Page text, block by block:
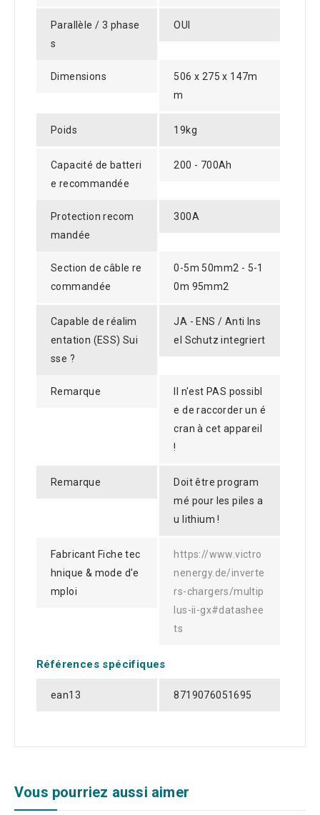
Parallèle / 3 phase
s
OUI
Dimensions
506 x 275 x 147m
m
Poids 19kg
Capacité de batteri
e recommandée
200 - 700Ah
Protection recom
mandée
300A
Section de câble re
commandée
0-5m 50mm2 - 5-1
0m 95mm2
Capable de réalim
entation (ESS) Sui
sse ?
JA - ENS / Anti Ins
el Schutz integriert
Remarque
Il n'est PAS possibl
e de raccorder un é
cran à cet appareil
!
Remarque
Doit être program
mé pour les piles a
u lithium !
Fabricant Fiche tec
hnique & mode d'e
mploi
https://www.victro
nenergy.de/inverte
rs-chargers/multip
lus-ii-gx#datashee
ts
Références spécifiques
ean13 8719076051695
Vous pourriez aussi aimer